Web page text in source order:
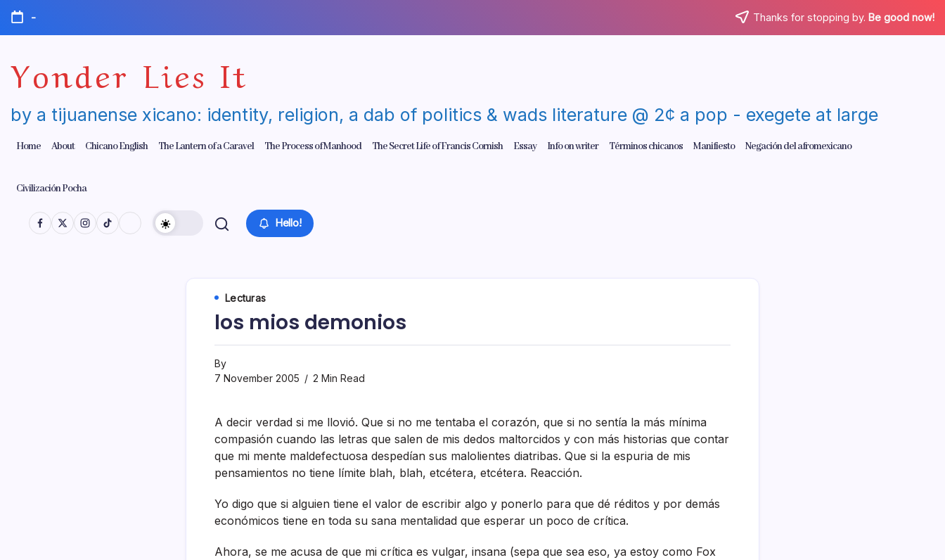
Skip
content
- Thanks for stopping by. Be good now!
Yonder Lies It
by a tijuanense xicano: identity, religion, a dab of politics & wads literature @ 2¢ a pop - exegete at large
Home About Chicano English The Lantern of a Caravel The Process of Manhood The Secret Life of Francis Cornish Essay Info on writer Términos chicanos Manifiesto Negación del afromexicano
Civilización Pocha
Hello!
Lecturas
los mios demonios
By
7 November 2005
2 Min Read
A decir verdad si me llovió. Que si no me tentaba el corazón, que si no sentí­a la más mí­nima
compasión cuando las letras que salen de mis dedos maltorcidos y con más historias que contar
que mi mente maldefectuosa despedí­an sus malolientes diatribas. Que si la espuria de mis
pensamientos no tiene lí­mite blah, blah, etcétera, etcétera. Reacción.
Yo digo que si alguien tiene el valor de escribir algo y ponerlo para que dé réditos y por demás
económicos tiene en toda su sana mentalidad que esperar un poco de crí­tica.
Ahora, se me acusa de que mi crí­tica es vulgar, insana (sepa que sea eso, ya estoy como Fox